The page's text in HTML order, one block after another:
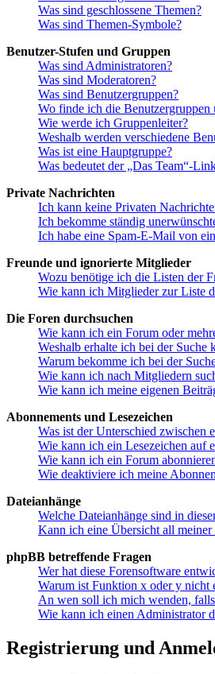
Was sind geschlossene Themen?
Was sind Themen-Symbole?
Benutzer-Stufen und Gruppen
Was sind Administratoren?
Was sind Moderatoren?
Was sind Benutzergruppen?
Wo finde ich die
Wie werde ich Gruppenleiter?
Weshalb werden verschiedene
Was ist eine Hauptgruppe?
Was bedeutet der „Das Team“-
Private Nachrichten
Ich kann keine Privaten
Ich bekomme ständig
Ich habe eine Spam-E-Mail von
Freunde und ignorierte Mitglieder
Wozu benötige ich die Listen der
Wie kann ich Mitglieder zur Liste
Die Foren durchsuchen
Wie kann ich ein Forum oder
Weshalb erhalte ich bei der Suche
Warum bekomme ich bei der
Wie kann ich nach Mitgliedern
Wie kann ich meine eigenen
Abonnements und Lesezeichen
Was ist der Unterschied zwischen
Wie kann ich ein Lesezeichen auf
Wie kann ich ein Forum
Wie deaktiviere ich meine
Dateianhänge
Welche Dateianhänge sind in
Kann ich eine Übersicht all meiner
phpBB betreffende Fragen
Wer hat diese Forensoftware
Warum ist Funktion x oder y nicht
An wen soll ich mich wenden,
Wie kann ich einen Administrator
Registrierung und